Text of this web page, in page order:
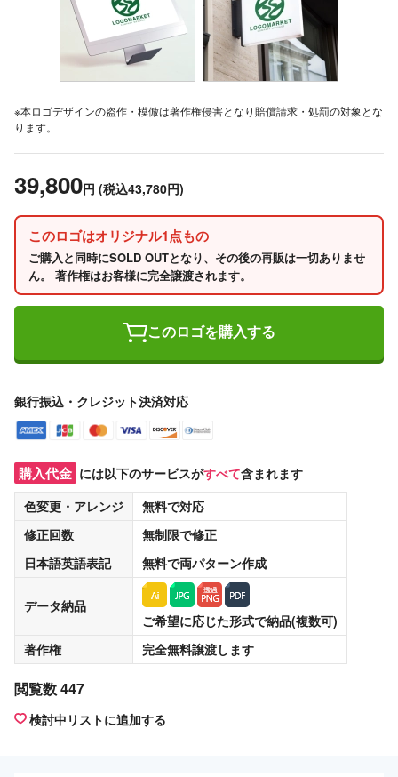
※本ロゴデザインの盗作・模倣は著作権侵害となり賠償請求・処罰の対象とな
ります。
39,800円 (税込43,780円)
このロゴはオリジナル1点もの
ご購入と同時にSOLD OUTとなり、その後の再販は一切ありませ
ん。 著作権はお客様に完全譲渡されます。
このロゴを購入する
銀行振込・クレジット決済対応
購入代金 には以下のサービスがすべて含まれます
色変更・アレンジ
無料で対応
修正回数
無制限で修正
日本語英語表記
無料で両パターン作成
データ納品
ご希望に応じた形式で納品(複数可)
著作権
完全無料譲渡します
閲覧数 447
検討中リストに追加する